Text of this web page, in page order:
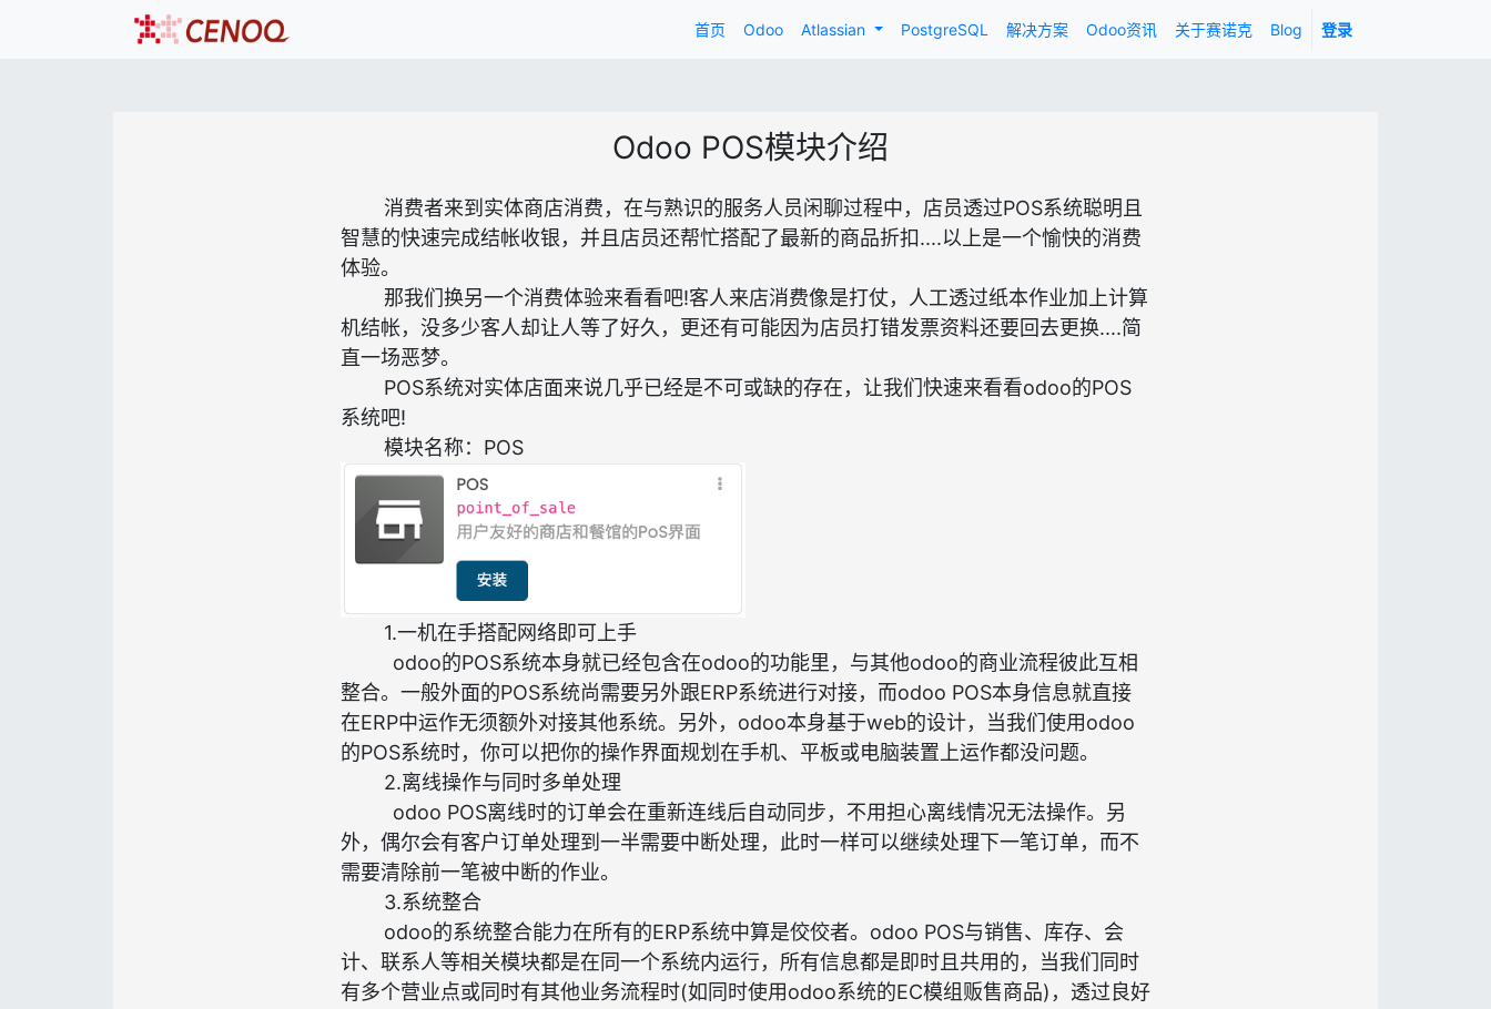
首页 Odoo Atlassian PostgreSQL 解决方案 Odoo资讯 关于赛诺克 Blog 登录
Odoo POS模块介绍
消费者来到实体商店消费，在与熟识的服务人员闲聊过程中，店员透过POS系统聪明且
智慧的快速完成结帐收银，并且店员还帮忙搭配了最新的商品折扣....以上是一个愉快的消费
体验。
那我们换另一个消费体验来看看吧!客人来店消费像是打仗，人工透过纸本作业加上计算
机结帐，没多少客人却让人等了好久，更还有可能因为店员打错发票资料还要回去更换....简
直一场恶梦。
POS系统对实体店面来说几乎已经是不可或缺的存在，让我们快速来看看odoo的POS
系统吧!
模块名称：POS
1.一机在手搭配网络即可上手
odoo的POS系统本身就已经包含在odoo的功能里，与其他odoo的商业流程彼此互相
整合。一般外面的POS系统尚需要另外跟ERP系统进行对接，而odoo POS本身信息就直接
在ERP中运作无须额外对接其他系统。另外，odoo本身基于web的设计，当我们使用odoo
的POS系统时，你可以把你的操作界面规划在手机、平板或电脑装置上运作都没问题。
2.离线操作与同时多单处理
odoo POS离线时的订单会在重新连线后自动同步，不用担心离线情况无法操作。另
外，偶尔会有客户订单处理到一半需要中断处理，此时一样可以继续处理下一笔订单，而不
需要清除前一笔被中断的作业。
3.系统整合
odoo的系统整合能力在所有的ERP系统中算是佼佼者。odoo POS与销售、库存、会
计、联系人等相关模块都是在同一个系统内运行，所有信息都是即时且共用的，当我们同时
有多个营业点或同时有其他业务流程时(如同时使用odoo系统的EC模组贩售商品)，透过良好